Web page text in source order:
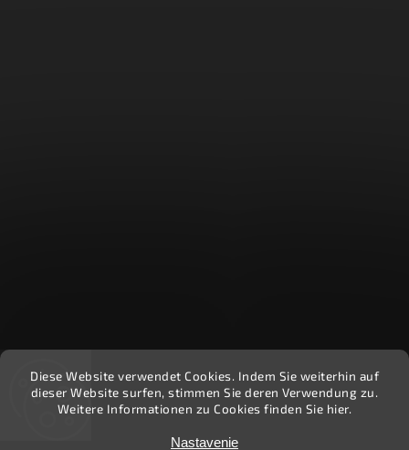
Diese Website verwendet Cookies. Indem Sie weiterhin auf
dieser Website surfen, stimmen Sie deren Verwendung zu.
Weitere Informationen zu Cookies finden Sie hier.
Nastavenie
Recenzie zákazníkov - Heuréka
Ekočlovek. Všetky práva vyhradené.